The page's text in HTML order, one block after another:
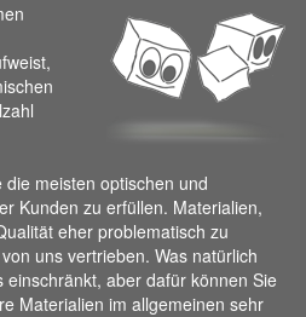
meisten optischen und
Kunden zu erfüllen. Materialien,
eher problematisch zu
uns vertrieben. Was natürlich
aber dafür können Sie
Materialien im allgemeinen sehr